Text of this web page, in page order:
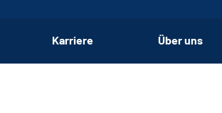
Karriere Über uns